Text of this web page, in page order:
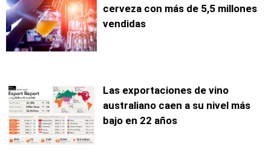
cerveza con más de 5,5 millones
vendidas
Las exportaciones de vino
australiano caen a su nivel más
bajo en 22 años